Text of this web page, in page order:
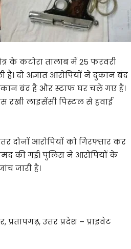
के कटोरा तालाब में 25 फरवरी
दो अज्ञात आरोपियों ने दुकान बंद
बंद है और स्टाफ घर चले गए हैं।
लाइसेंसी पिस्टल से हवाई
दोनों आरोपियों को गिरफ्तार कर
की गई। पुलिस ने आरोपियों के
जारी है।
उत्तर प्रदेश – प्राइवेट